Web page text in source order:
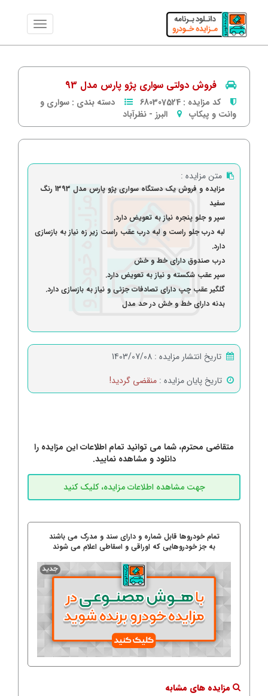
فروش دولتی سواری پژو پارس مدل 93
کد مزایده : 680307524 دسته بندی : سواری و
وانت و پیکاپ
البرز - نظرآباد
متن مزایده :
مزایده و فروش یک دستگاه سواری پژو پارس مدل 1393 رنگ
سفید
سپر و جلو پنجره نیاز به تعویض دارد.
لبه درب جلو راست و لبه درب عقب راست زیر زه نیاز به بازسازی
دارد.
درب صندوق دارای خط و خش
سپر عقب شکسته و نیاز به تعویض دارد.
گلگیر عقب چپ دارای تصادفات جزئی و نیاز به بازسازی دارد.
بدنه دارای خط و خش در حد مدل
تاریخ انتشار مزایده : 1403/07/08
تاریخ پایان مزایده : منقضی گردید!
متقاضی محترم، شما می توانید تمام اطلاعات این مزایده را
دانلود و مشاهده نمایید.
تمام خودروها قابل شماره و دارای سند و مدرک می باشند
به جز خودروهایی که اوراقی و اسقاطی اعلام می شوند
مزایده های مشابه